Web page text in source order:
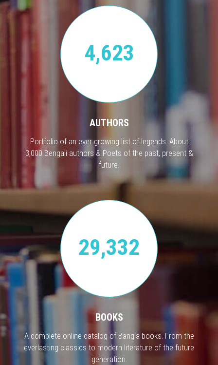
4,623
AUTHORS
Portfolio of an ever growing list of legends. About
3,000 Bengali authors & Poets of the past, present &
future.
29,332
BOOKS
A complete online catalog of Bangla books. From the
everlasting classics to modern literature of the future
generation.